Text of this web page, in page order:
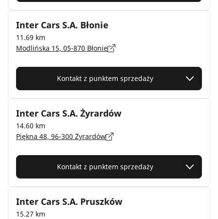
Inter Cars S.A. Błonie
11.69 km
Modlińska 15, 05-870 Błonie
Kontakt z punktem sprzedaży
Inter Cars S.A. Żyrardów
14.60 km
Piękna 48, 96-300 Żyrardów
Kontakt z punktem sprzedaży
Inter Cars S.A. Pruszków
15.27 km